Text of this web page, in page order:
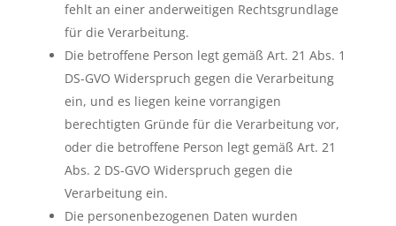
fehlt an einer anderweitigen Rechtsgrundlage
für die Verarbeitung.
Die betroffene Person legt gemäß Art. 21 Abs. 1
DS-GVO Widerspruch gegen die Verarbeitung
ein, und es liegen keine vorrangigen
berechtigten Gründe für die Verarbeitung vor,
oder die betroffene Person legt gemäß Art. 21
Abs. 2 DS-GVO Widerspruch gegen die
Verarbeitung ein.
Die personenbezogenen Daten wurden